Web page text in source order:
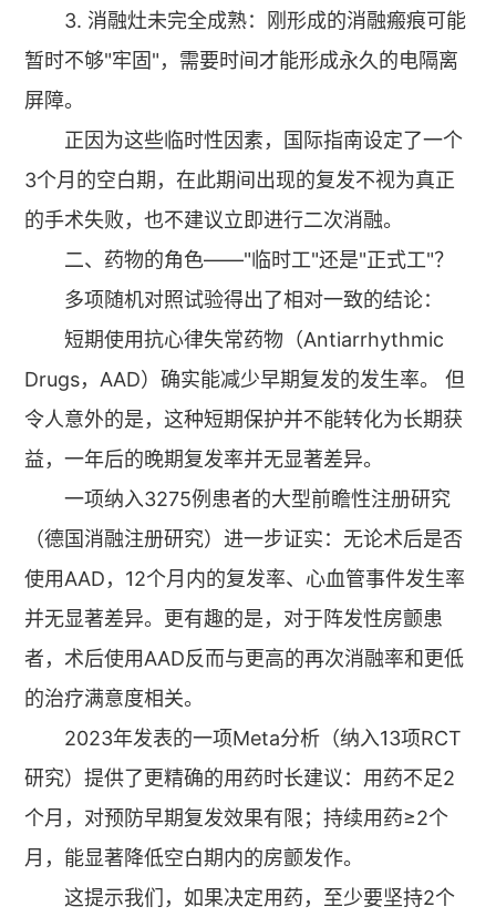
3. 消融灶未完全成熟：刚形成的消融瘢痕可能
暂时不够"牢固"，需要时间才能形成永久的电隔离
屏障。
正因为这些临时性因素，国际指南设定了一个
3个月的空白期，在此期间出现的复发不视为真正
的手术失败，也不建议立即进行二次消融。
二、药物的角色——"临时工"还是"正式工"？
多项随机对照试验得出了相对一致的结论：
短期使用抗心律失常药物（Antiarrhythmic
Drugs，AAD）确实能减少早期复发的发生率。 但
令人意外的是，这种短期保护并不能转化为长期获
益，一年后的晚期复发率并无显著差异。
一项纳入3275例患者的大型前瞻性注册研究
（德国消融注册研究）进一步证实：无论术后是否
使用AAD，12个月内的复发率、心血管事件发生率
并无显著差异。更有趣的是，对于阵发性房颤患
者，术后使用AAD反而与更高的再次消融率和更低
的治疗满意度相关。
2023年发表的一项Meta分析（纳入13项RCT
研究）提供了更精确的用药时长建议：用药不足2
个月，对预防早期复发效果有限；持续用药≥2个
月，能显著降低空白期内的房颤发作。
这提示我们，如果决定用药，至少要坚持2个